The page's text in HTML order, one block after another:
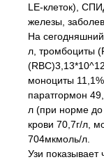
LE-клеток),
железы,
На
л, тромбоциты
моноциты
паратгормон
л (при норме
крови 70,7г/л,
704мкмоль/л.
Узи показывает